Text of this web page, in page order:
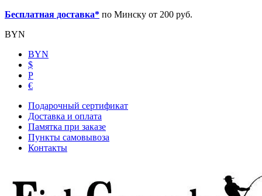
Бесплатная доставка* по Минску от 200 руб.
BYN
BYN
$
Р
€
Подарочный сертификат
Доставка и оплата
Памятка при заказе
Пункты самовывоза
Контакты